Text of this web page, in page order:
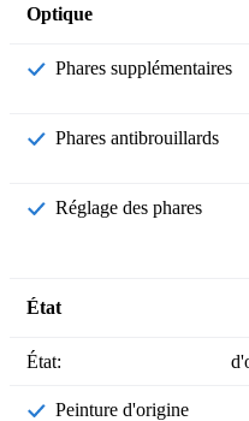
Optique
Phares supplémentaires
Phares antibrouillards
Réglage des phares
État
État:
Peinture d'origine